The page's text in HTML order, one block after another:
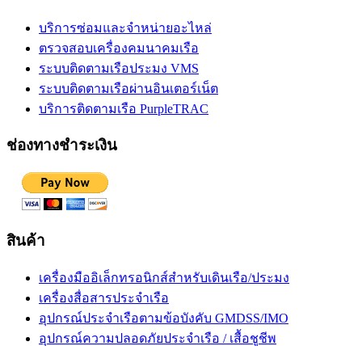
บริการซ่อมและจำหน่ายอะไหล่
ตรวจสอบเครื่องคมนาคมเรือ
ระบบติดตามเรือประมง VMS
ระบบติดตามเรือผ่านอินเตอร์เน็ต
บริการติดตามเรือ PurpleTRAC
ช่องทางชำระเงิน
สินค้า
เครื่องมืออิเล็กทรอนิกส์สำหรับเดินเรือ/ประมง
เครื่องสื่อสารประจำเรือ
อุปกรณ์ประจำเรือตามข้อบังคับ GMDSS/IMO
อุปกรณ์ความปลอดภัยประจำเรือ / เสื้อชูชีพ